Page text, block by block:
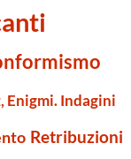
Enigmi. Indagini
Retribuzioni